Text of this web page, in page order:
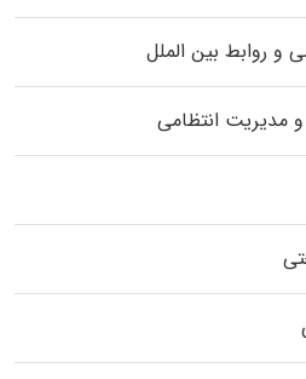
و روابط بین الملل
مدیریت انتظامی